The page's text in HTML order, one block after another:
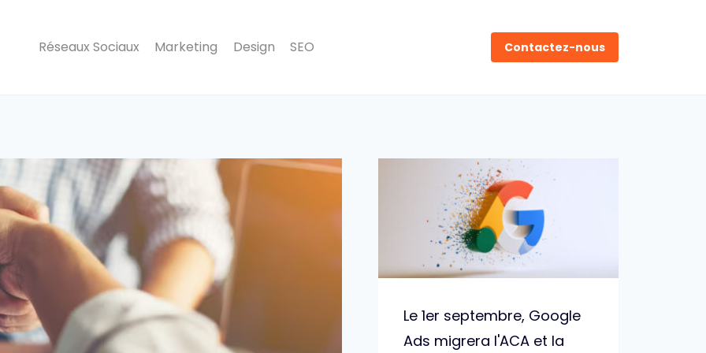
Réseaux Sociaux Marketing Design SEO Contactez-nous
Le 1er septembre, Google
Ads migrera l'ACA et la